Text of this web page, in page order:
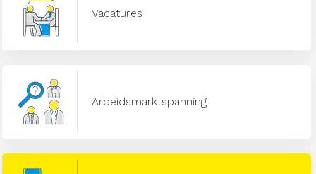
Vacatures
Arbeidsmarktspanning